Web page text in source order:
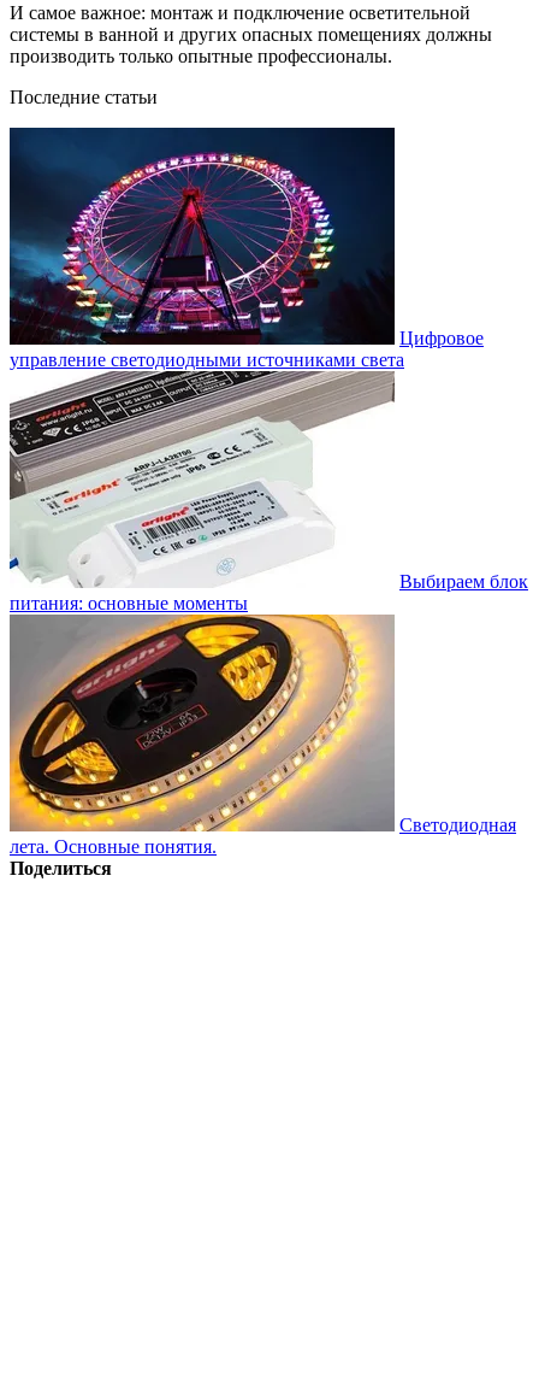
И самое важное: монтаж и подключение осветительной
системы в ванной и других опасных помещениях должны
производить только опытные профессионалы.
Последние статьи
Цифровое
управление светодиодными источниками света
Выбираем блок
питания: основные моменты
Светодиодная
лета. Основные понятия.
Поделиться